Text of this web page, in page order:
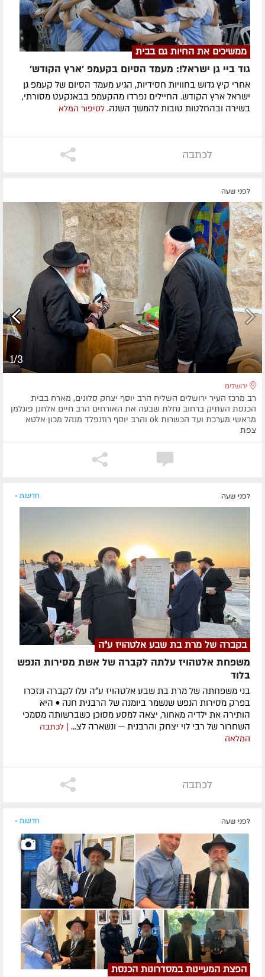
ממשיכים את החיות גם בבית
גוד ביי גן ישראל!: מעמד הסיום בקעמפ 'ארץ הקודש'
אחרי קיץ גדוש בחוויות חסידיות, הגיע מעמד הסיום של קעמפ גן
ישראל ארץ הקודש. החיילים נפרדו מהקעמפ בבאנקעט מסורתי,
בשירה ובהחלטות טובות להמשך השנה. לסיפור המלא
לכתבה
לפני שעה
1/3
ירושלים
רב מרכז העיר ירושלים השליח הרב יוסף יצחק סלונים, מארח בבית
הכנסת העתיק ברחוב נחלת שבעה את האורחים הרב חיים אלחנן פוגלמן
מראשי מערכת ועד הכשרות ok והרב יוסף רוזנפלד מנהל מכון אלטא
צפת
לפני שעה חדשות »
בקברה של מרת בת שבע אלטהויז ע"ה
משפחת אלטהויז עלתה לקברה של אשת מסירות הנפש
בלוד
בני משפחתה של מרת בת שבע אלטהויז ע״ה עלו לקברה ונזכרו
בפרק מסירות הנפש שנשמר ביומנה של הרבנית חנה • היא
הותירה את ילדיה מאחור, יצאה למסע מסוכן כשברשותה מסמכי
השחרור של רבי לוי יצחק והרבנית — ונשארה לצ... | לכתבה
המלאה
לכתבה
לפני שעה חדשות »
הפצת המעיינות במסדרונות הכנסת